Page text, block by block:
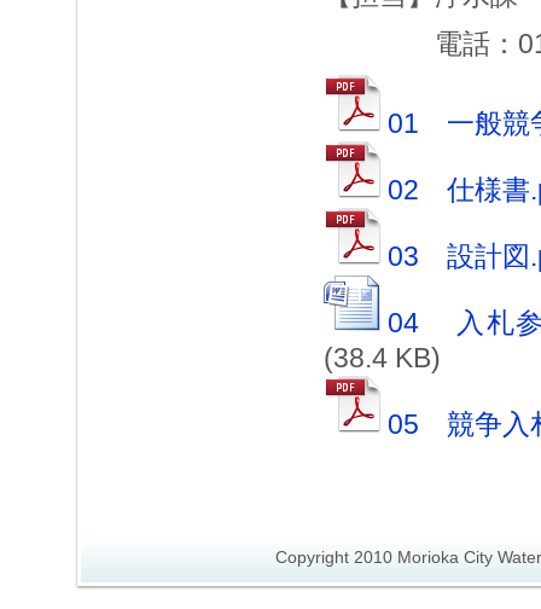
電話：019-
01 一般競
02 仕様書
03 設計図
04 入札参
(38.4 KB)
05 競争入
Copyright 2010 Morioka City